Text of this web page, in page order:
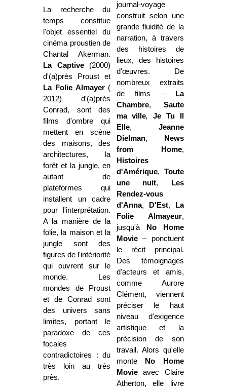
La recherche du
temps constitue
l'objet essentiel du
cinéma proustien de
Chantal Akerman.
La Captive(2000)
d'(a)près Proust et
La Folie Almayer(
2012) d'(a)près
Conrad, sont des
films d'ombre qui
mettent en scène
des maisons, des
architectures, la
forêt et la jungle, en
autant de
plateformes qui
installent un cadre
pour l'interprétation.
A la manière de la
folie, la maison et la
jungle sont des
figures de l'intériorité
qui ouvrent sur le
monde. Les
mondes de Proust
et de Conrad sont
des univers sans
limites, portant le
paradoxe de ces
focales
contradictoires : du
très loin au très
près.
journal-voyage
construit selon une
grande fluidité de la
narration, à travers
des histoires de
lieux, des histoires
d'œuvres. De
nombreux extraits
de films –
La
Chambre, Saute
ma ville,Je Tu Il
Elle, Jeanne
Dielman,
News
from Home,
Histoires
d'Amérique, Toute
une nuit,
Les
Rendez-vous
d'Anna, D'Est,
La
Folie Almayeur,
jusqu'à
No Home
Movie–ponctuent
le récit principal.
Des témoignages
d'acteurs et amis,
comme Aurore
Clément, viennent
préciser le haut
niveau d'exigence
artistique et la
précision de son
travail. Alors qu'elle
monte
No Home
Movieavec Claire
Atherton, elle livre